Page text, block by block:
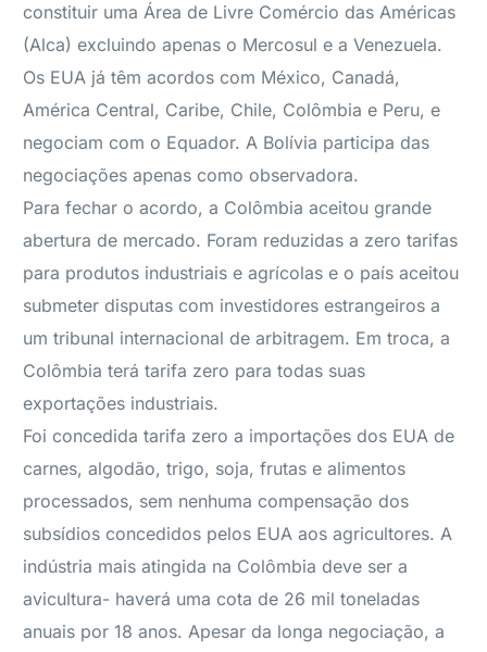
constituir uma Área de Livre Comércio das Américas
(Alca) excluindo apenas o Mercosul e a Venezuela.
Os EUA já têm acordos com México, Canadá,
América Central, Caribe, Chile, Colômbia e Peru, e
negociam com o Equador. A Bolívia participa das
negociações apenas como observadora.
Para fechar o acordo, a Colômbia aceitou grande
abertura de mercado. Foram reduzidas a zero tarifas
para produtos industriais e agrícolas e o país aceitou
submeter disputas com investidores estrangeiros a
um tribunal internacional de arbitragem. Em troca, a
Colômbia terá tarifa zero para todas suas
exportações industriais.
Foi concedida tarifa zero a importações dos EUA de
carnes, algodão, trigo, soja, frutas e alimentos
processados, sem nenhuma compensação dos
subsídios concedidos pelos EUA aos agricultores. A
indústria mais atingida na Colômbia deve ser a
avicultura- haverá uma cota de 26 mil toneladas
anuais por 18 anos. Apesar da longa negociação, a